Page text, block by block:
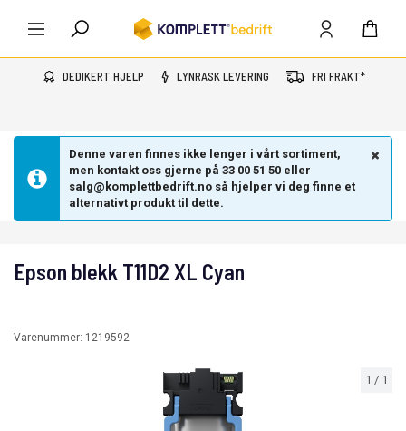
DEDIKERT HJELP LYNRASK LEVERING FRI FRAKT*
Denne varen finnes ikke lenger i vårt sortiment,
men kontakt oss gjerne på 33 00 51 50 eller
salg@komplettbedrift.no så hjelper vi deg finne et
alternativt produkt til dette.
1 / 1
Epson blekk T11D2 XL Cyan
Varenummer: 1219592